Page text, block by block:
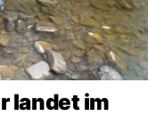
landet im